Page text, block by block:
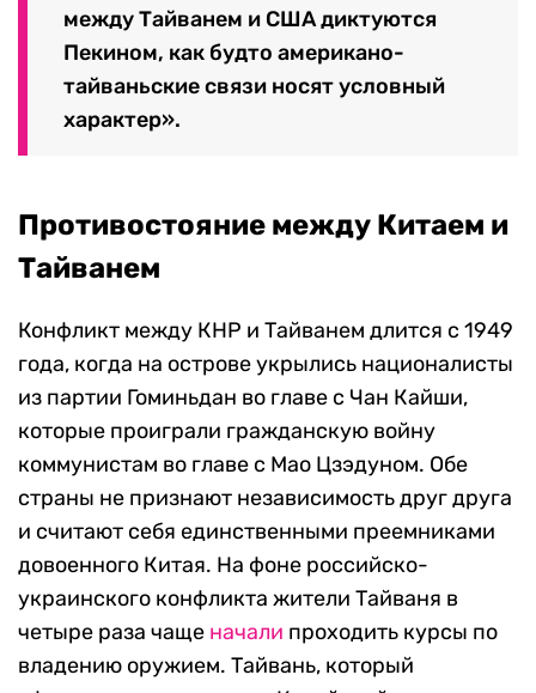
между Тайванем и США диктуются
Пекином, как будто американо-
тайваньские связи носят условный
характер».
Противостояние между Китаем и
Тайванем
Конфликт между КНР и Тайванем длится с 1949
года, когда на острове укрылись националисты
из партии Гоминьдан во главе с Чан Кайши,
которые проиграли гражданскую войну
коммунистам во главе с Мао Цзэдуном. Обе
страны не признают независимость друг друга
и считают себя единственными преемниками
довоенного Китая. На фоне российско-
украинского конфликта жители Тайваня в
четыре раза чаще начали проходить курсы по
владению оружием. Тайвань, который